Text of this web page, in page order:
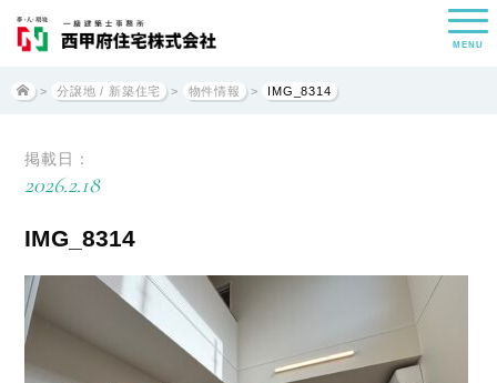
MENU
> 分譲地 / 新築住宅 > 物件情報 > IMG_8314
掲載日：
2026.2.18
IMG_8314